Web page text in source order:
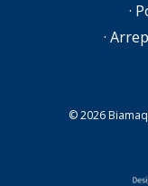
·
·
© 2026